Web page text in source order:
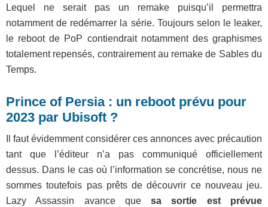
Lequel ne serait pas un remake puisqu’il permettra
notamment de redémarrer la série. Toujours selon le leaker,
le reboot de PoP contiendrait notamment des graphismes
totalement repensés, contrairement au remake de Sables du
Temps.
Prince of Persia : un reboot prévu pour
2023 par Ubisoft ?
Il faut évidemment considérer ces annonces avec précaution
tant que l’éditeur n’a pas communiqué officiellement
dessus. Dans le cas où l’information se concrétise, nous ne
sommes toutefois pas prêts de découvrir ce nouveau jeu.
Lazy Assassin avance quesa sortie est prévue